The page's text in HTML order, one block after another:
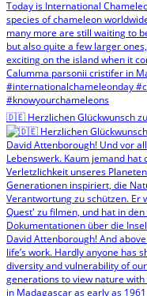
🇩🇪 Herzlichen Glückwunsch